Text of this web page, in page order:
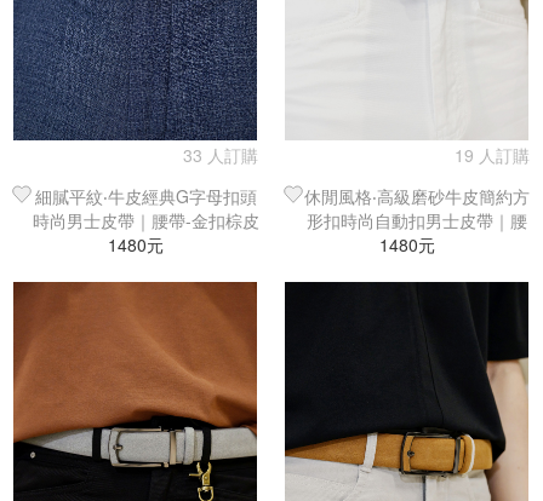
33 人訂購
細膩平紋‧牛皮經典G字母扣頭
時尚男士皮帶｜腰帶-金扣棕皮
1480元
19 人訂購
休閒風格‧高級磨砂牛皮簡約方
形扣時尚自動扣男士皮帶｜腰
帶-深藍
1480元